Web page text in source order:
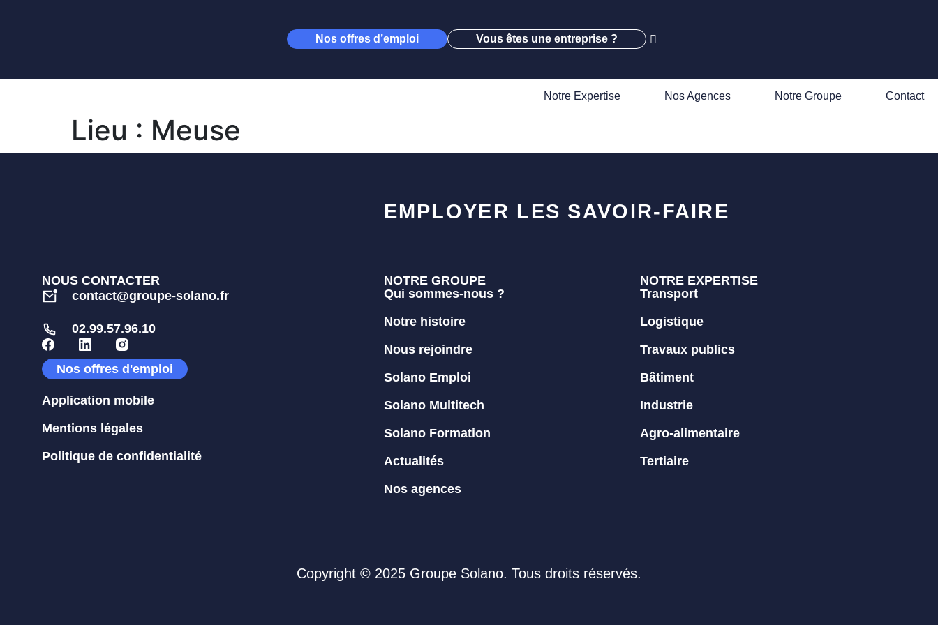
Nos offres d’emploi Vous êtes une entreprise ?
Notre Expertise Nos Agences Notre Groupe Contact
Lieu : Meuse
EMPLOYER LES SAVOIR-FAIRE
NOUS CONTACTER
contact@groupe-solano.fr
02.99.57.96.10
Nos offres d'emploi
Application mobile
Mentions légales
Politique de confidentialité
NOTRE GROUPE
Qui sommes-nous ?
Notre histoire
Nous rejoindre
Solano Emploi
Solano Multitech
Solano Formation
Actualités
Nos agences
NOTRE EXPERTISE
Transport
Logistique
Travaux publics
Bâtiment
Industrie
Agro-alimentaire
Tertiaire
Copyright © 2025 Groupe Solano. Tous droits réservés.